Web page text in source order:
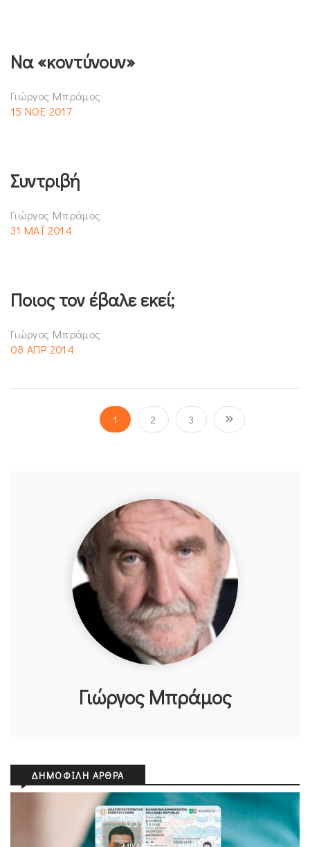
Να «κοντύνουν»
Γιώργος Μπράμος
15 ΝΟΕ 2017
Συντριβή
Γιώργος Μπράμος
31 ΜΑΪ 2014
Ποιος τον έβαλε εκεί;
Γιώργος Μπράμος
08 ΑΠΡ 2014
1 2 3
Γιώργος Μπράμος
ΔΗΜΟΦΙΛΉ ΆΡΘΡΑ
05 Αυγ 2026